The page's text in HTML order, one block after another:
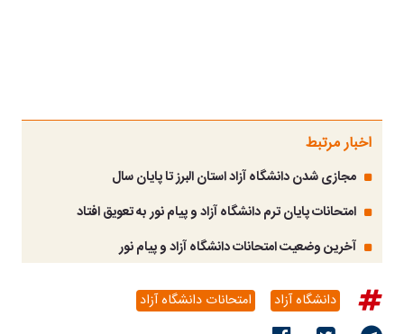
اخبار مرتبط
مجازی شدن دانشگاه آزاد استان البرز تا پایان سال
امتحانات پایان‌ ترم دانشگاه آزاد و پیام نور به تعویق افتاد
آخرین وضعیت امتحانات دانشگاه آزاد و پیام نور
دانشگاه آزاد امتحانات دانشگاه آزاد